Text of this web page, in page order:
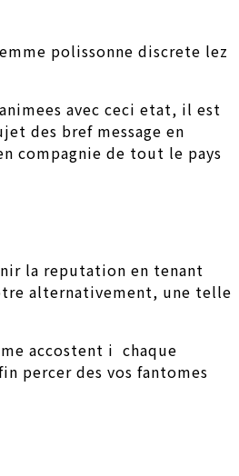
polissonne discrete lez
avec ceci etat, il est
des bref message en
compagnie de tout le pays
la reputation en tenant
alternativement, une telle
accostent i chaque
percer des vos fantomes